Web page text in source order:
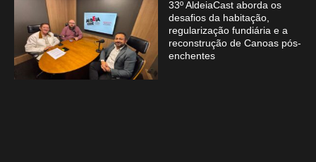
33º AldeiaCast aborda os
desafios da habitação,
regularização fundiária e a
reconstrução de Canoas pós-
enchentes